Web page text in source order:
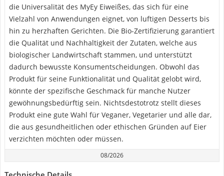
die Universalität des MyEy Eiweißes, das sich für eine
Vielzahl von Anwendungen eignet, von luftigen Desserts bis
hin zu herzhaften Gerichten. Die Bio-Zertifizierung garantiert
die Qualität und Nachhaltigkeit der Zutaten, welche aus
biologischer Landwirtschaft stammen, und unterstützt
dadurch bewusste Konsumentscheidungen. Obwohl das
Produkt für seine Funktionalität und Qualität gelobt wird,
könnte der spezifische Geschmack für manche Nutzer
gewöhnungsbedürftig sein. Nichtsdestotrotz stellt dieses
Produkt eine gute Wahl für Veganer, Vegetarier und alle dar,
die aus gesundheitlichen oder ethischen Gründen auf Eier
verzichten möchten oder müssen.
08/2026